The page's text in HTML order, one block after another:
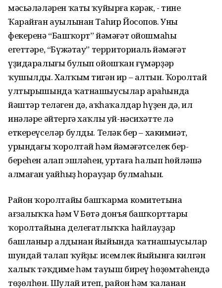
мәсьәләләрен ҡаты ҡуйырға кәрәк, - тине
Ҡарайған ауылынан Таһир Йосопов. Уның
фекеренә “Башҡорт” йәмәғәт ойошмаһы
егеттәре, “Бүжәтау” территориаль йәмәғәт
үҙидаралығы булып ойошҡан ғүмәрҙәр
ҡушылды. Халҡым тигән ир – алтын. Ҡоролтай
ултырышында ҡатнашыусылар араһында
йәштәр теләген дә, аҡһаҡалдар һүҙен дә, ил
инәләре әйтергә хаҡлы уй-нәсихәтте лә
еткереүселәр булды. Теләк бер – хакимиәт,
урындағы ҡоролтай һәм йәмәғәтселек бер-
береһен аңлап эшләһен, уртаға һалып һөйләшә
алмаған уңайһыҙ һорауҙар булмаһын.
Район ҡоролтайы башҡарма комитетына
ағзалыҡҡа һәм V Бөтә донъя башҡорттары
ҡоролтайына делегатлыҡҡа һайлауҙар
башланыр алдынан йыйында ҡатнашыусылар
шундай талап ҡуйҙы: исемлек йыйынға килгән
халыҡ тәҡдиме һәм тауыш биреү һөҙөмтәһендә
төҙөлһөн. Шулай итеп, район һәм ҡаланан